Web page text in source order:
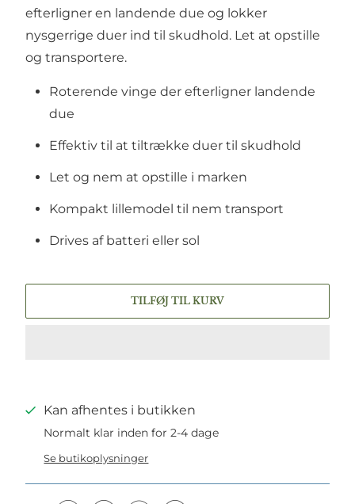
efterligner en landende due og lokker
nysgerrige duer ind til skudhold. Let at opstille
og transportere.
Roterende vinge der efterligner landende
due
Effektiv til at tiltrække duer til skudhold
Let og nem at opstille i marken
Kompakt lillemodel til nem transport
Drives af batteri eller sol
TILFØJ TIL KURV
Kan afhentes i butikken
Normalt klar inden for 2-4 dage
Se butikoplysninger